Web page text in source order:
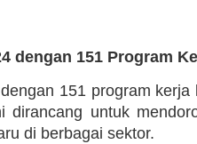
dengan 151 Program
151 program
dirancang untuk
di berbagai sektor.